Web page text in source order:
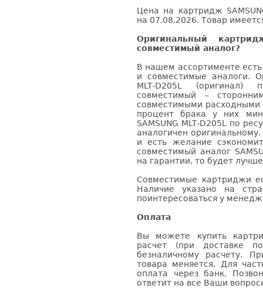
Цена на картридж
на 07.08.2026. Товар
Оригинальный
совместимый аналог?
В нашем ассортименте
и совместимые аналоги.
MLT-D205L (оригинал)
совместимый –
совместимыми расходными
процент брака у них
SAMSUNG MLT-D205L по
аналогичен
и есть желание
совместимый аналог
на гарантии, то будет
Совместимые картриджи
Наличие указано на
поинтересоваться у
Оплата
Вы можете купить
расчет (при доставке
безналичному расчету.
товара меняется. Для
оплата через банк.
ответит на все Ваши